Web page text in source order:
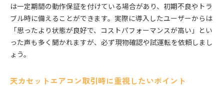
は一定期間の動作保証を付けている場合があり、初期不良やトラ
ブル時に備えることができます。実際に導入したユーザーからは
「思ったより状態が良好で、コストパフォーマンスが高い」とい
った声も多く聞かれますが、必ず現物確認や試運転を依頼しまし
ょう。
天カセットエアコン取引時に重視したいポイント